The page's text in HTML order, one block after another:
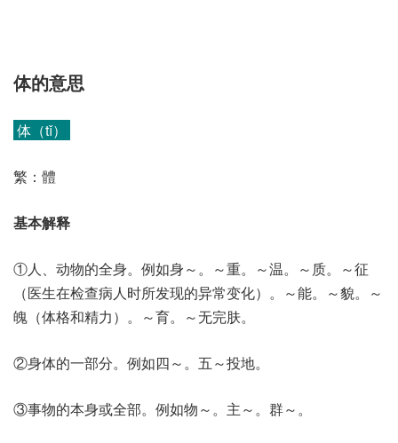
体的意思
体（tǐ）
繁：體
基本解释
①人、动物的全身。例如身～。～重。～温。～质。～征
（医生在检查病人时所发现的异常变化）。～能。～貌。～
魄（体格和精力）。～育。～无完肤。
②身体的一部分。例如四～。五～投地。
③事物的本身或全部。例如物～。主～。群～。